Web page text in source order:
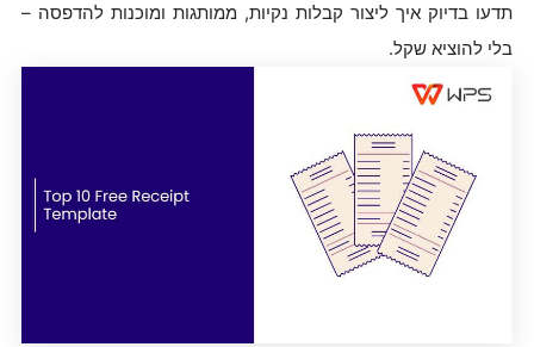
תדעו בדיוק איך ליצור קבלות נקיות, ממותגות ומוכנות להדפסה –
בלי להוציא שקל.